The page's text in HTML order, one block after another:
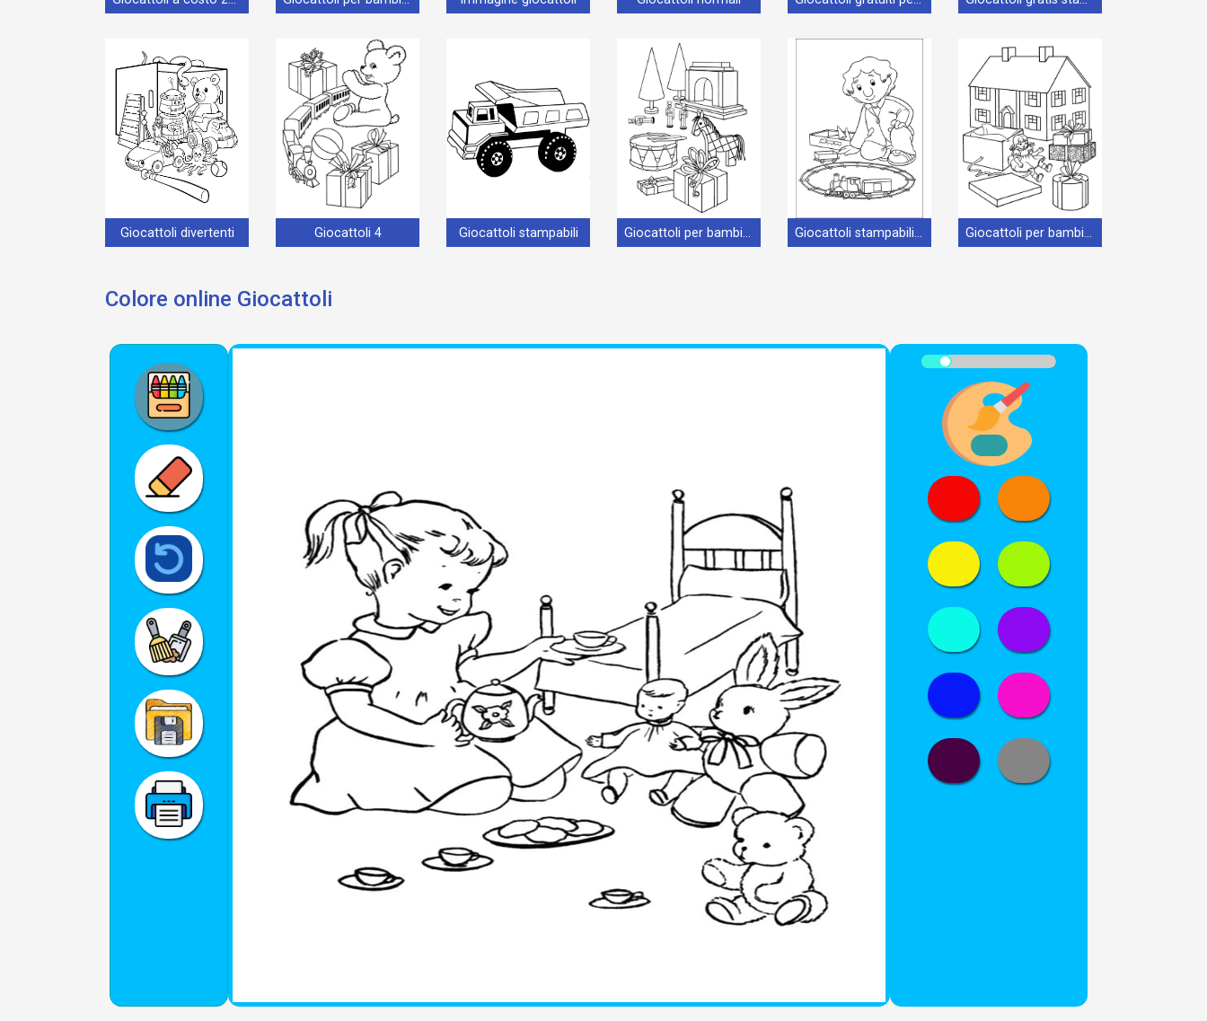
Giocattoli divertenti Giocattoli 4 Giocattoli stampabili Giocattoli per bambini di 3 anni Giocattoli stampabili gratis Giocattoli per bambini di 6 anni
Colore online Giocattoli